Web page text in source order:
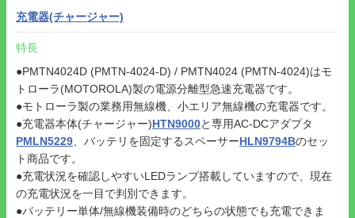
充電器(チャージャー)
特長
●PMTN4024D (PMTN-4024-D) / PMTN4024 (PMTN-4024)はモ
トローラ(MOTOROLA)製の電源分離型急速充電器です。
●モトローラ製の業務用無線機、小エリア無線機の充電器です。
●充電器本体(チャージャー)HTN9000と専用AC-DCアダプタ
PMLN5229 、バッテリを固定するスペーサーHLN9794Bのセッ
ト商品です。
●充電状況を確認しやすいLEDランプ搭載していますので、現在
の充電状況を一目で判別できます。
●バッテリー単体/無線機装備時のどちらの状態でも充電できま